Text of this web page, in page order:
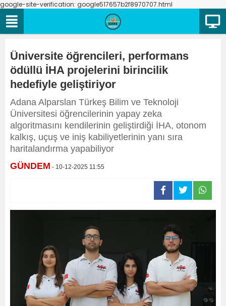
google-site-verification: google517657b2f8970707.html
Üniversite öğrencileri, performans
ödüllü İHA projelerini birincilik
hedefiyle geliştiriyor
Adana Alparslan Türkeş Bilim ve Teknoloji
Üniversitesi öğrencilerinin yapay zeka
algoritmasını kendilerinin geliştirdiği İHA, otonom
kalkış, uçuş ve iniş kabiliyetlerinin yanı sıra
haritalandırma yapabiliyor
GÜNDEM - 10-12-2025 11:55